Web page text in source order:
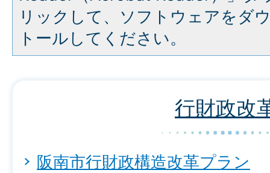
リックして、ソフトウェアをダ
トールしてください。
行財政改
阪南市行財政構造改革プラン